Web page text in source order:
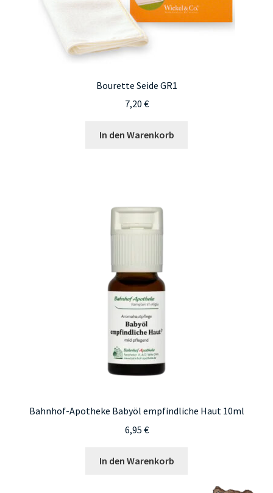
Bourette Seide GR1
7,20 €
In den Warenkorb
Bahnhof-Apotheke Babyöl empfindliche Haut 10ml
6,95 €
In den Warenkorb